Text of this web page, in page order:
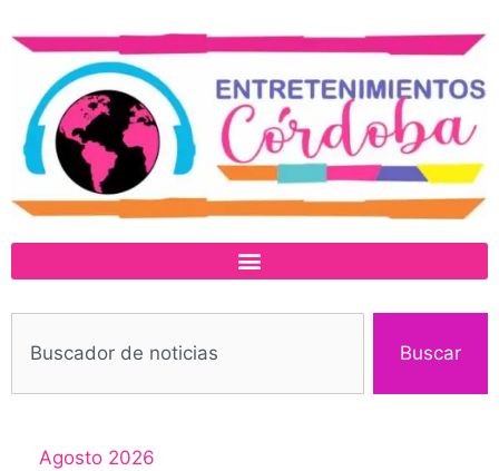
Buscar
Agosto 2026